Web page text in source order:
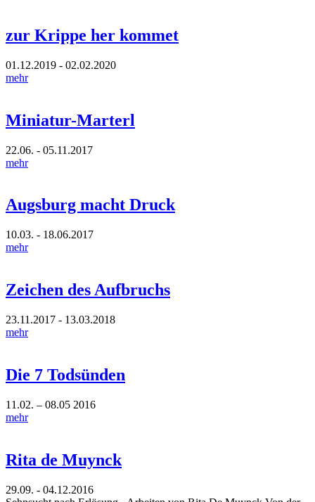
zur Krippe her kommet
01.12.2019 - 02.02.2020
mehr
Miniatur-Marterl
22.06. - 05.11.2017
mehr
Augsburg macht Druck
10.03. - 18.06.2017
mehr
Zeichen des Aufbruchs
23.11.2017 - 13.03.2018
mehr
Die 7 Todsünden
11.02. – 08.05 2016
mehr
Rita de Muynck
29.09. - 04.12.2016